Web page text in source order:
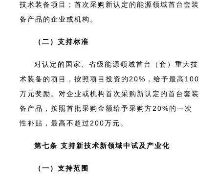
技术装备项目；首次采购新认定的能源领域首台套装
备产品的企业或机构。
（二）支持标准
对认定的国家、省级能源领域首台（套）重大技
术装备的项目，按照项目投资的20%，给予最高100
万元奖励。对企业或机构首次采购新认定的首台套装
备产品，按照首批采购金额给予采购方20%的一次
性补贴，最高不超过200万元。
第七条 支持新技术新领域中试及产业化
（一）支持范围